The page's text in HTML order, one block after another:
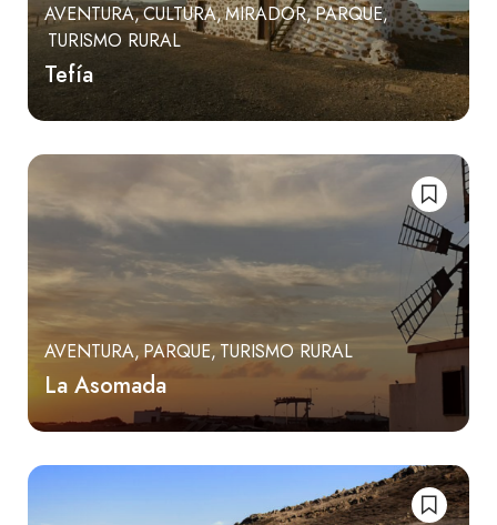
AVENTURA CULTURA MIRADOR PARQUE
TURISMO RURAL
Tefía
AVENTURA PARQUE TURISMO RURAL
La Asomada